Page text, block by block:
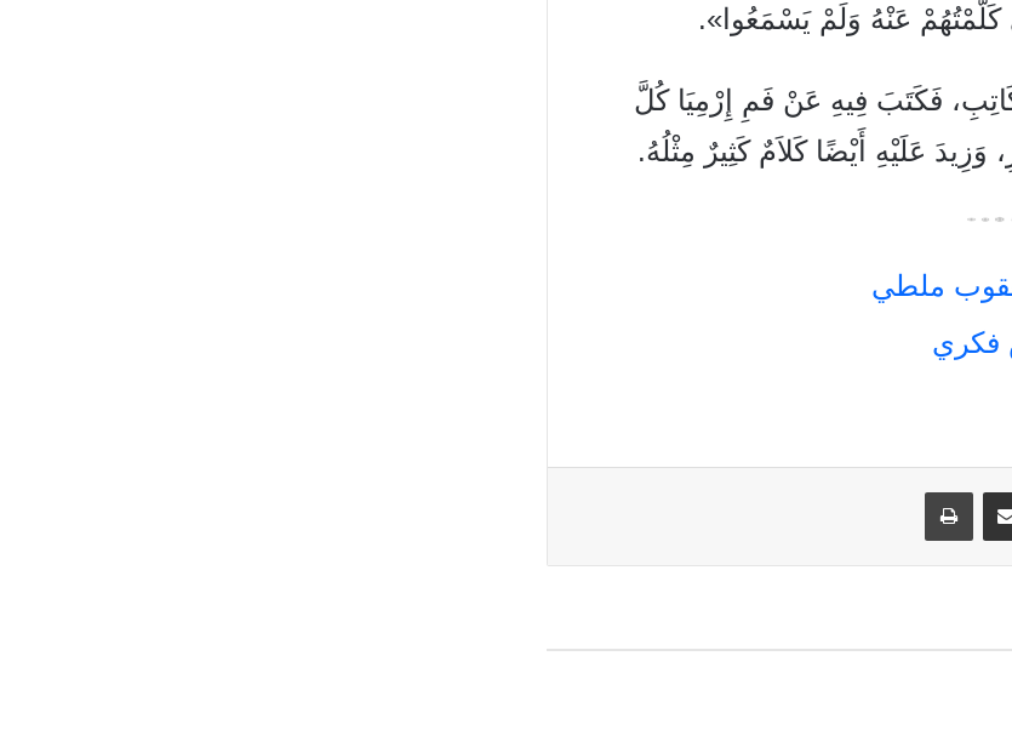
عَنْهُ وَلَمْ يَسْمَعُوا».
فَكَتَبَ فِيهِ عَنْ فَمِ إِرْمِيَا كُلَّ
وَزِيدَ عَلَيْهِ أَيْضًا كَلاَمٌ كَثِيرٌ مِثْلُهُ.
مشاركة عبر البريد طباعة